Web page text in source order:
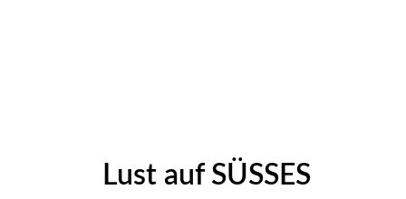
Lust auf SÜSSES